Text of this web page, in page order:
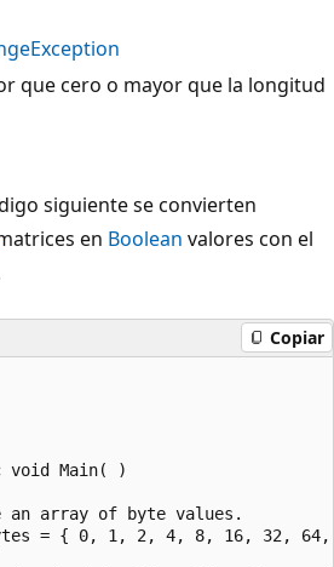
que cero o mayor que la longitud
siguiente se convierten
en Boolean valores con el
Copiar
void Main( )
an array of byte values.
= { 0, 1, 2, 4, 8, 16, 32,